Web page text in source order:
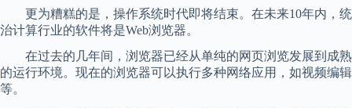
更为糟糕的是，操作系统时代即将结束。在未来10年内，统
治计算行业的软件将是Web浏览器。
在过去的几年间，浏览器已经从单纯的网页浏览发展到成熟
的运行环境。现在的浏览器可以执行多种网络应用，如视频编辑
等。